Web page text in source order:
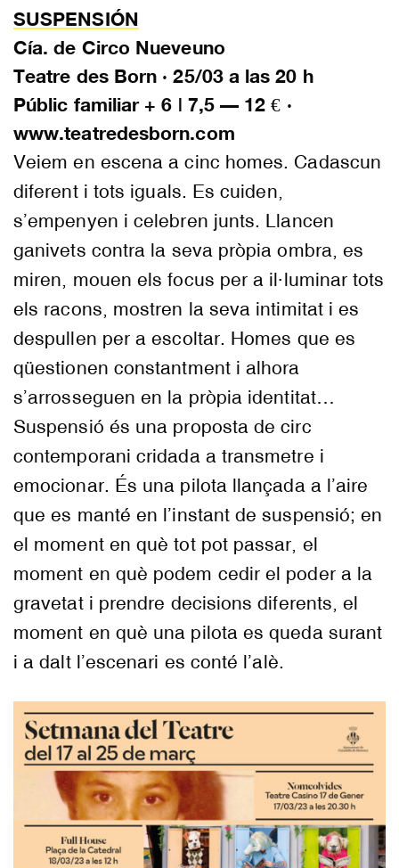
SUSPENSIÓN
Cía. de Circo Nueveuno
Teatre des Born · 25/03 a las 20 h
Públic familiar + 6 | 7,5 — 12 € ·
www.teatredesborn.com
Veiem en escena a cinc homes. Cadascun
diferent i tots iguals. Es cuiden,
s’empenyen i celebren junts. Llancen
ganivets contra la seva pròpia ombra, es
miren, mouen els focus per a il·luminar tots
els racons, mostren la seva intimitat i es
despullen per a escoltar. Homes que es
qüestionen constantment i alhora
s’arrosseguen en la pròpia identitat…
Suspensió és una proposta de circ
contemporani cridada a transmetre i
emocionar. És una pilota llançada a l’aire
que es manté en l’instant de suspensió; en
el moment en què tot pot passar, el
moment en què podem cedir el poder a la
gravetat i prendre decisions diferents, el
moment en què una pilota es queda surant
i a dalt l’escenari es conté l’alè.